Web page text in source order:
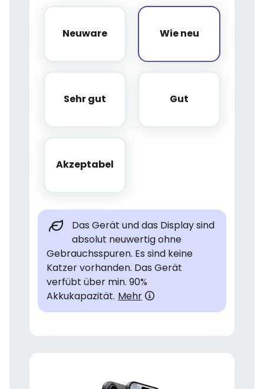
Neuware
Neuware Wie neu
Wie neu
Sehr gut
Sehr gut Gut
Gut
Akzeptabel
Akzeptabel
Das Gerät und das Display sind
absolut neuwertig ohne
Gebrauchsspuren. Es sind keine
Katzer vorhanden. Das Gerät
verfübt über min. 90%
Akkukapazität. Mehr